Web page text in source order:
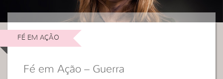
FÉ EM AÇÃO
Fé em Ação – Guerra